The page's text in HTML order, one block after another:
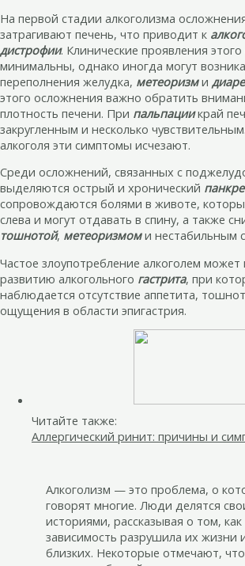
На первой стадии алкоголизма
затрагивают печень, что приводит к
дистрофии. Клинические проявления
минимальны, однако иногда могут
переполнения желудка, метеоризми
этого осложнения важно обратить
плотность печени. При пальпациикрай
закругленным и несколько
алкоголя эти симптомы исчезают.
Среди осложнений, связанных с
выделяются острый и хронический
сопровождаются болями в животе,
слева и могут отдавать в спину, а также
тошнотой, метеоризмоми нестабильным
Частое злоупотребление алкоголем может
развитию алкогольного гастрита, при
наблюдается отсутствие аппетита,
ощущения в области эпигастрия.
Читайте также:
Аллергический ринит: причины и
Алкоголизм — это проблема, о
говорят многие. Люди делятся
историями, рассказывая о том, как
зависимость разрушила их жизни
близких. Некоторые отмечают, что